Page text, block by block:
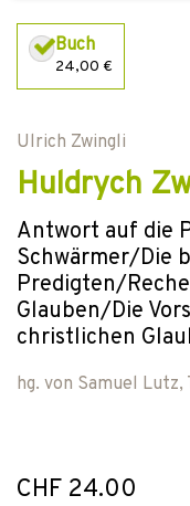
Buch
24,00 €
Ulrich Zwingli
Huldrych
Antwort auf die
Schwärmer/Die
Predigten/
Glauben/Die
christlichen
hg. von Samuel Lutz,
CHF 24.00